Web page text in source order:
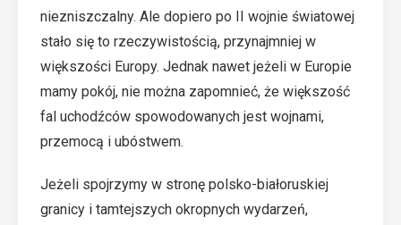
niezniszczalny. Ale dopiero po II wojnie światowej
stało się to rzeczywistością, przynajmniej w
większości Europy. Jednak nawet jeżeli w Europie
mamy pokój, nie można zapomnieć, że większość
fal uchodźców spowodowanych jest wojnami,
przemocą i ubóstwem.
Jeżeli spojrzymy w stronę polsko-białoruskiej
granicy i tamtejszych okropnych wydarzeń,